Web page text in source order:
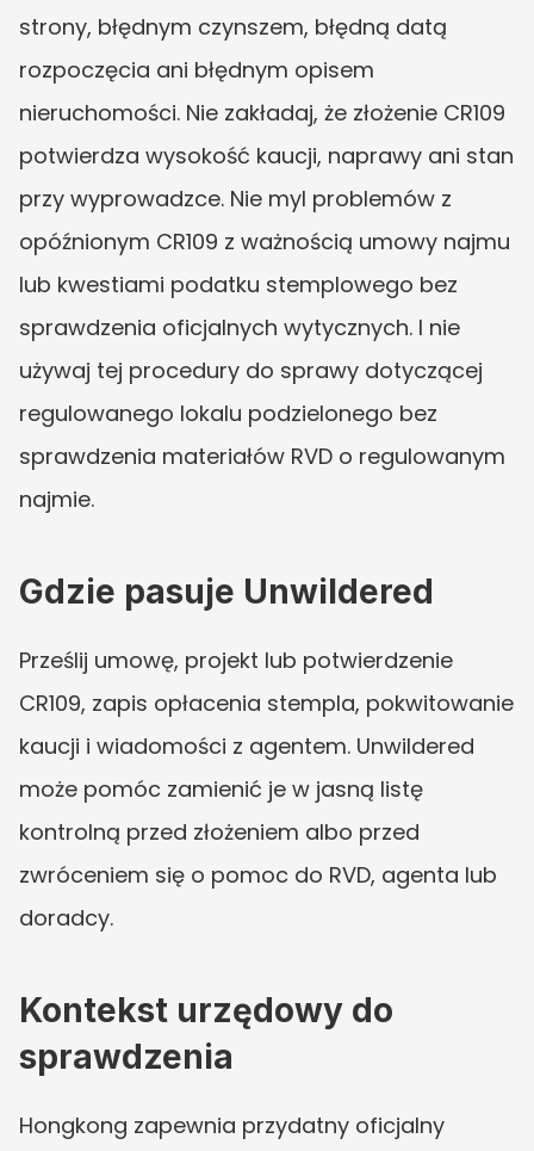
strony, błędnym czynszem, błędną datą
rozpoczęcia ani błędnym opisem
nieruchomości. Nie zakładaj, że złożenie CR109
potwierdza wysokość kaucji, naprawy ani stan
przy wyprowadzce. Nie myl problemów z
opóźnionym CR109 z ważnością umowy najmu
lub kwestiami podatku stemplowego bez
sprawdzenia oficjalnych wytycznych. I nie
używaj tej procedury do sprawy dotyczącej
regulowanego lokalu podzielonego bez
sprawdzenia materiałów RVD o regulowanym
najmie.
Gdzie pasuje Unwildered
Prześlij umowę, projekt lub potwierdzenie
CR109, zapis opłacenia stempla, pokwitowanie
kaucji i wiadomości z agentem. Unwildered
może pomóc zamienić je w jasną listę
kontrolną przed złożeniem albo przed
zwróceniem się o pomoc do RVD, agenta lub
doradcy.
Kontekst urzędowy do
sprawdzenia
Hongkong zapewnia przydatny oficjalny